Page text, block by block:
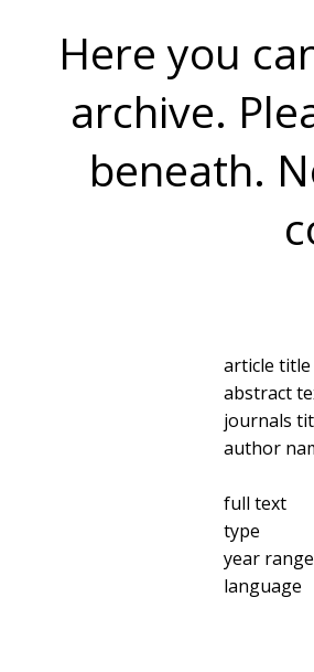
Here you
archive.
beneath.
article title
abstract
journals
author
full text
type
year range
language